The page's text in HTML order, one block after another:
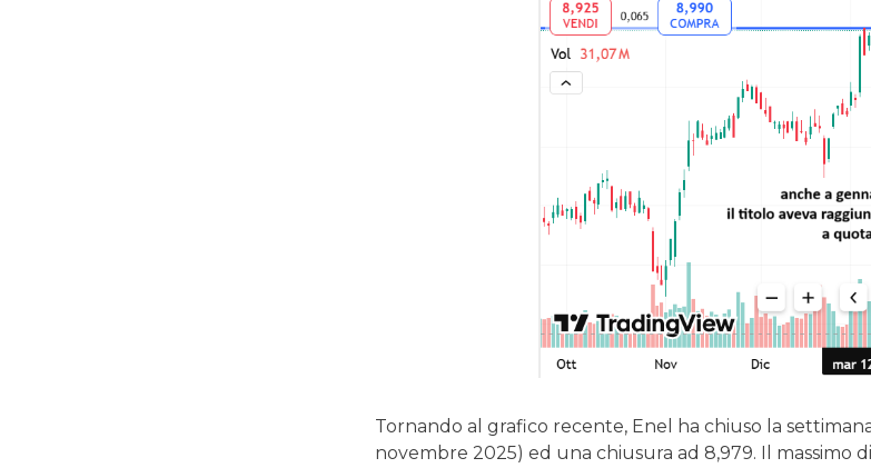
Tornando al grafico recente, Enel ha chiuso la
novembre 2025) ed una chiusura ad 8,979. Il massimo